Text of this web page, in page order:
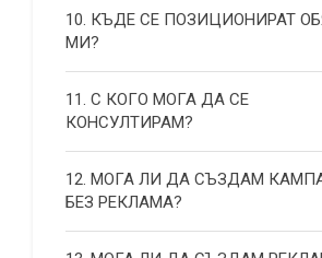
10. КЪДЕ СЕ ПОЗИЦИОНИРАТ
МИ?
11. С КОГО МОГА ДА СЕ
КОНСУЛТИРАМ?
12. МОГА ЛИ ДА СЪЗДАМ
БЕЗ РЕКЛАМА?